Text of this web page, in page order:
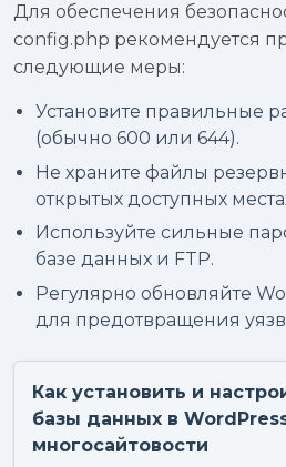
Для обеспечения
config.php рекомендуется
следующие меры:
Установите правильные
(обычно 600 или 644).
Не храните файлы
открытых доступных
Используйте сильные
базе данных и FTP.
Регулярно обновляйте
для предотвращения
Как установить и
базы данных в
многосайтовости